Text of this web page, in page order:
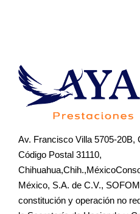
Av. Francisco Villa 5705-20B,
Código Postal 31110,
México, S.A. de C.V.,
constitución y operación no